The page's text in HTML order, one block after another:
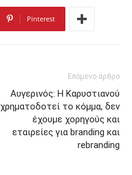
Pinterest
Επόμενο άρθρο
Αυγερινός: Η Καρυστιανού
χρηματοδοτεί το κόμμα, δεν
έχουμε χορηγούς και
εταιρείες για branding και
rebranding